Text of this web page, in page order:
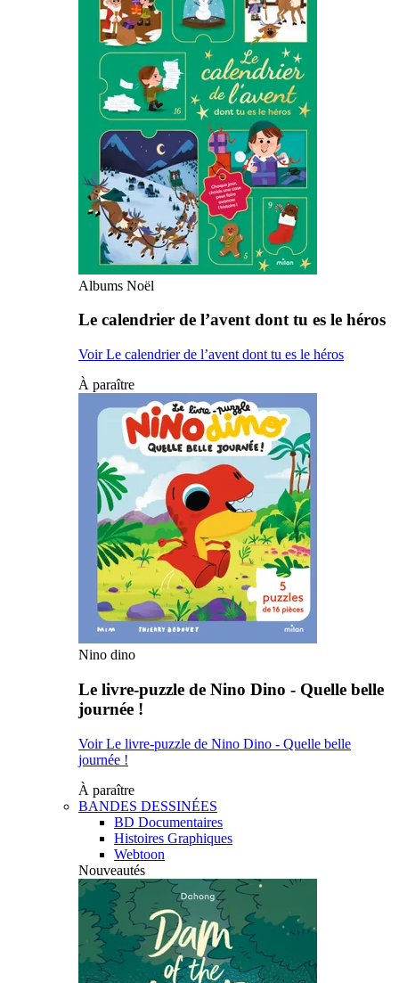
Albums Noël
Le calendrier de l’avent dont tu es le héros
Voir Le calendrier de l’avent dont tu es le héros
À paraître
Nino dino
Le livre-puzzle de Nino Dino - Quelle belle
journée !
Voir Le livre-puzzle de Nino Dino - Quelle belle
journée !
À paraître
BANDES DESSINÉES
BD Documentaires
Histoires Graphiques
Webtoon
Nouveautés